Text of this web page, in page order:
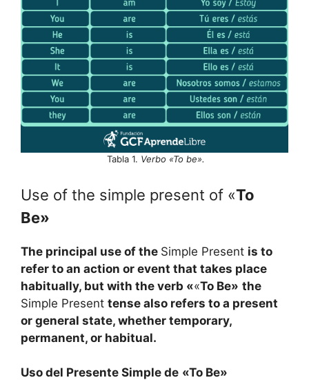
Tabla 1. Verbo «To be».
Use of the simple present of «To
Be»
The principal use of the Simple Present is to
refer to an action or event that takes place
habitually, but with the verb ««To Be» the
Simple Present tense also refers to a present
or general state, whether temporary,
permanent, or habitual.
Uso del Presente Simple de «To Be»